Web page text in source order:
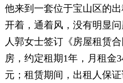
他来到一套位于宝山区的
开着，通着风，没有明显
人郭女士签订《房屋租赁
房，约定租期1年，月租金
元；租赁期间，出租人保